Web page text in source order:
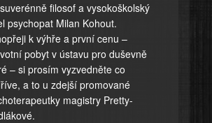
filosof a vysokoškolský
psychopat Milan Kohout.
k výhře a první cenu –
pobyt v ústavu pro duševně
– si prosím vyzvedněte co
a to u zdejší promované
magistry Pretty-